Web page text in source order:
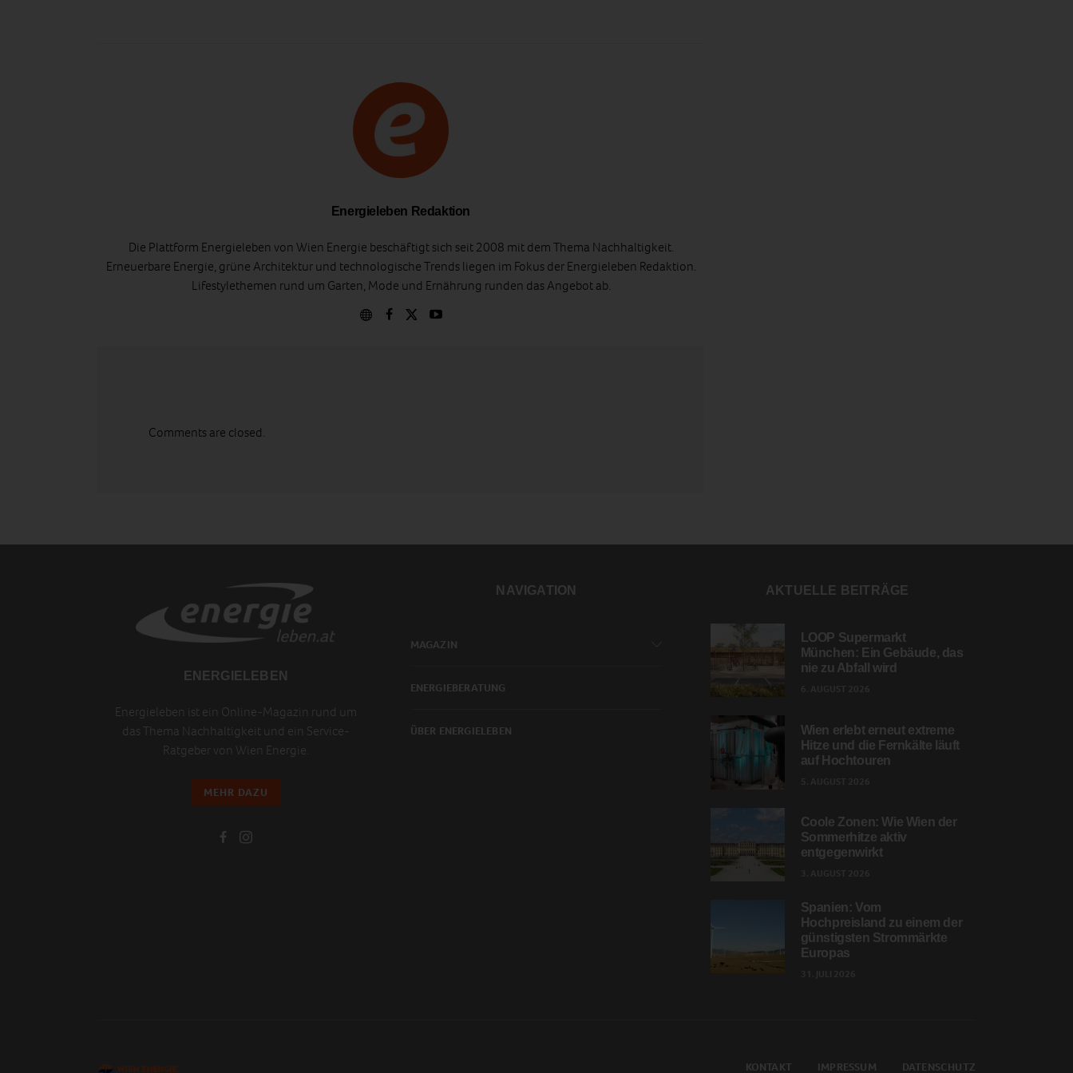
Energieleben Redaktion
Die Plattform Energieleben von Wien Energie beschäftigt sich seit 2008 mit dem Thema Nachhaltigkeit.
Erneuerbare Energie, grüne Architektur und technologische Trends liegen im Fokus der Energieleben Redaktion.
Lifestylethemen rund um Garten, Mode und Ernährung runden das Angebot ab.
Comments are closed.
ENERGIELEBEN
Energieleben ist ein Online-Magazin rund um
das Thema Nachhaltigkeit und ein Service-
Ratgeber von Wien Energie.
MEHR DAZU
NAVIGATION
MAGAZIN
ENERGIEBERATUNG
ÜBER ENERGIELEBEN
AKTUELLE BEITRÄGE
LOOP Supermarkt
München: Ein Gebäude, das
nie zu Abfall wird
Wien erlebt erneut extreme
Hitze und die Fernkälte läuft
auf Hochtouren
Coole Zonen: Wie Wien der
Sommerhitze aktiv
entgegenwirkt
Spanien: Vom
Hochpreisland zu einem der
günstigsten Strommärkte
Europas
KONTAKT IMPRESSUM DATENSCHUTZ